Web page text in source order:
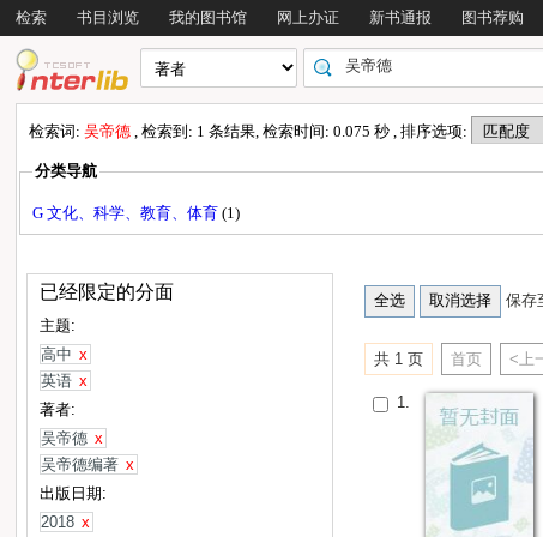
检索 书目浏览 我的图书馆 网上办证 新书通报 图书荐购
检索词:吴帝德, 检索到: 1 条结果, 检索时间: 0.075 秒 , 排序选项:
分类导航
G 文化、科学、教育、体育(1)
已经限定的分面
主题:
高中 x
英语 x
著者:
吴帝德 x
吴帝德编著 x
出版日期:
2018 x
保存
共 1 页 首页 <上
1.